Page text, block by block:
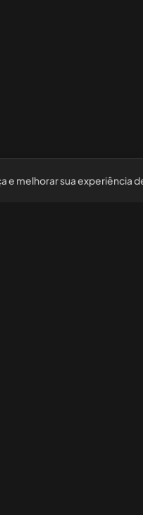
e melhorar sua experiência